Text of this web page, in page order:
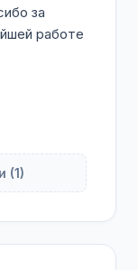
за
работе
(1)